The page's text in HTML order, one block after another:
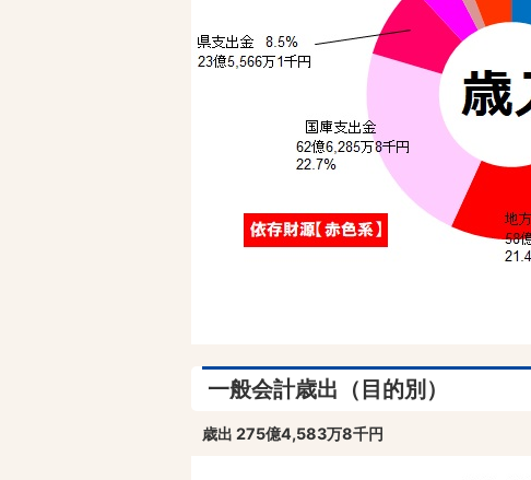
一般会計歳出（目的別）
歳出 275億4,583万8千円